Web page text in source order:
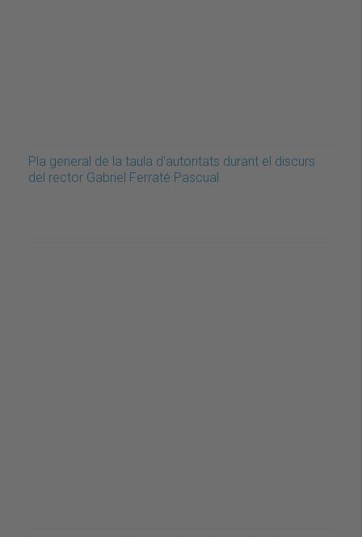
Pla general de la taula d'autoritats durant el discurs
del rector Gabriel Ferraté Pascual